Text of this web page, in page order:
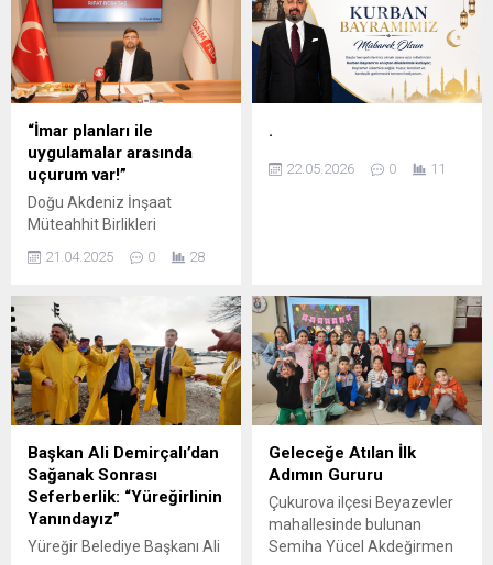
“İmar planları ile
uygulamalar arasında
uçurum var!”
Doğu Akdeniz İnşaat
Müteahhit Birlikleri
Kent Estetiği Komisyon
DAİMFED Merkez Binasında
basın toplantısı düzenledi.
İmar sorunları ve çarpık
kentleşmenin ele
alındığı toplantıda,
DAİMFED komisyon üyeleri
de hazır bulundu. Toplantıda
imar sorunlarına dikkat
çeken Berktaş, imar planları
ile sahadaki uygulamalar
arasında büyük bir uçurum
bulunduğunu söyledi.
21.04.2025 0 28
.
22.05.2026 0 11
Başkan Ali Demirçalı’dan
Sağanak Sonrası
Seferberlik: “Yüreğirlinin
Yanındayız”
Yüreğir Belediye Başkanı Ali
Geleceğe Atılan İlk
Adımın Gururu
Çukurova ilçesi Beyazevler
mahallesinde bulunan
Semiha Yücel Akdeğirmen